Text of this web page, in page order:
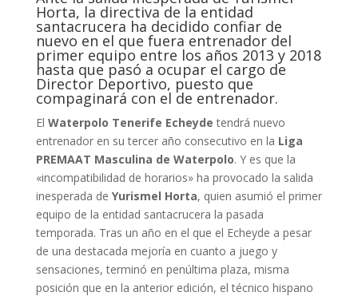
Horta, la directiva de la entidad
santacrucera ha decidido confiar de
nuevo en el que fuera entrenador del
primer equipo entre los años 2013 y 2018
hasta que pasó a ocupar el cargo de
Director Deportivo, puesto que
compaginará con el de entrenador.
El Waterpolo Tenerife Echeyde tendrá nuevo
entrenador en su tercer año consecutivo en la Liga
PREMAAT Masculina de Waterpolo. Y es que la
«incompatibilidad de horarios» ha provocado la salida
inesperada de Yurismel Horta, quien asumió el primer
equipo de la entidad santacrucera la pasada
temporada. Tras un año en el que el Echeyde a pesar
de una destacada mejoría en cuanto a juego y
sensaciones, terminó en penúltima plaza, misma
posición que en la anterior edición, el técnico hispano